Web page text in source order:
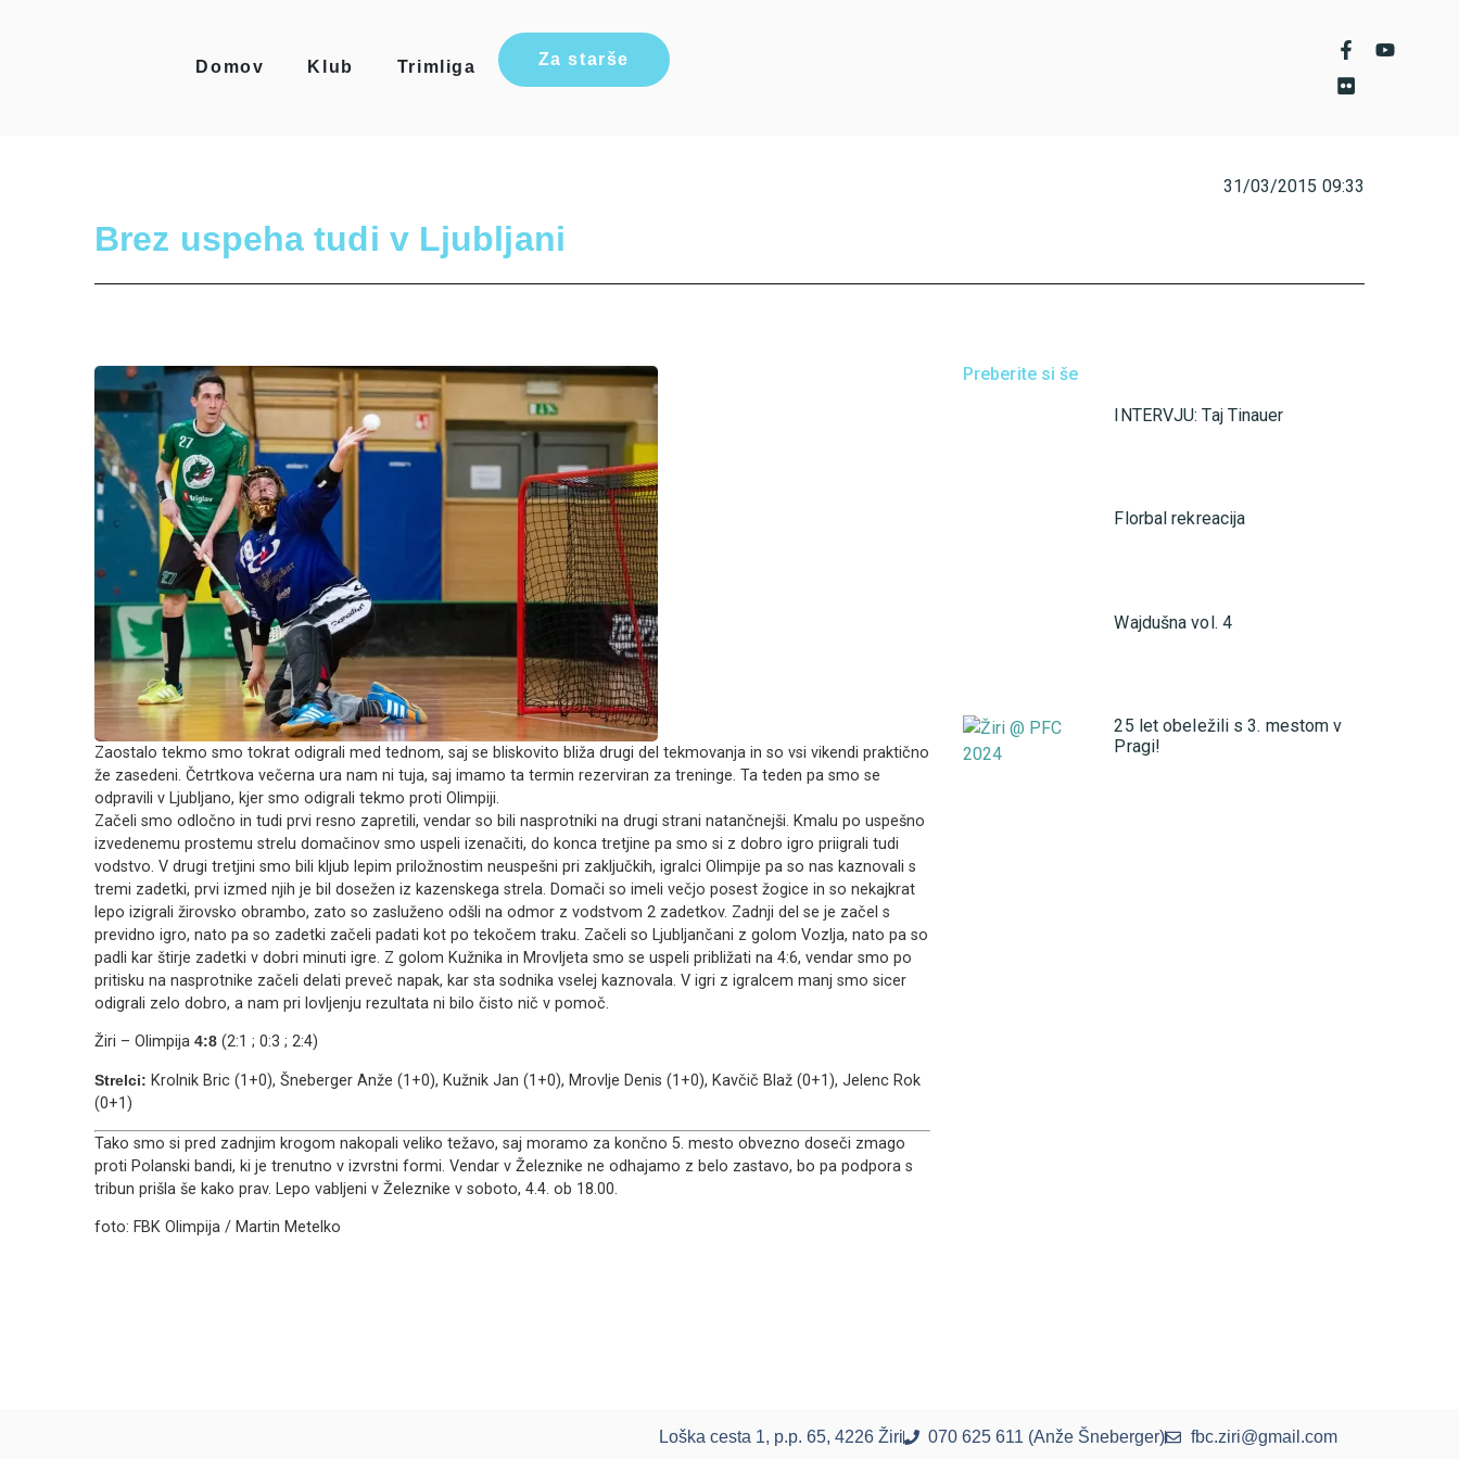
Domov Klub Trimliga Za starše
31/03/2015 09:33
Brez uspeha tudi v Ljubljani
Zaostalo tekmo smo tokrat odigrali med tednom, saj se bliskovito bliža drugi del tekmovanja in so vsi vikendi praktično
že zasedeni. Četrtkova večerna ura nam ni tuja, saj imamo ta termin rezerviran za treninge. Ta teden pa smo se
odpravili v Ljubljano, kjer smo odigrali tekmo proti Olimpiji.
Začeli smo odločno in tudi prvi resno zapretili, vendar so bili nasprotniki na drugi strani natančnejši. Kmalu po uspešno
izvedenemu prostemu strelu domačinov smo uspeli izenačiti, do konca tretjine pa smo si z dobro igro priigrali tudi
vodstvo. V drugi tretjini smo bili kljub lepim priložnostim neuspešni pri zaključkih, igralci Olimpije pa so nas kaznovali s
tremi zadetki, prvi izmed njih je bil dosežen iz kazenskega strela. Domači so imeli večjo posest žogice in so nekajkrat
lepo izigrali žirovsko obrambo, zato so zasluženo odšli na odmor z vodstvom 2 zadetkov. Zadnji del se je začel s
previdno igro, nato pa so zadetki začeli padati kot po tekočem traku. Začeli so Ljubljančani z golom Vozlja, nato pa so
padli kar štirje zadetki v dobri minuti igre. Z golom Kužnika in Mrovljeta smo se uspeli približati na 4:6, vendar smo po
pritisku na nasprotnike začeli delati preveč napak, kar sta sodnika vselej kaznovala. V igri z igralcem manj smo sicer
odigrali zelo dobro, a nam pri lovljenju rezultata ni bilo čisto nič v pomoč.
Žiri – Olimpija 4:8 (2:1 ; 0:3 ; 2:4)
Strelci: Krolnik Bric (1+0), Šneberger Anže (1+0), Kužnik Jan (1+0), Mrovlje Denis (1+0), Kavčič Blaž (0+1), Jelenc Rok
(0+1)
Tako smo si pred zadnjim krogom nakopali veliko težavo, saj moramo za končno 5. mesto obvezno doseči zmago
proti Polanski bandi, ki je trenutno v izvrstni formi. Vendar v Železnike ne odhajamo z belo zastavo, bo pa podpora s
tribun prišla še kako prav. Lepo vabljeni v Železnike v soboto, 4.4. ob 18.00.
foto: FBK Olimpija / Martin Metelko
Preberite si še
INTERVJU: Taj Tinauer
Florbal rekreacija
Wajdušna vol. 4
25 let obeležili s 3. mestom v
Pragi!
Loška cesta 1, p.p. 65, 4226 Žiri 070 625 611 (Anže Šneberger) fbc.ziri@gmail.com